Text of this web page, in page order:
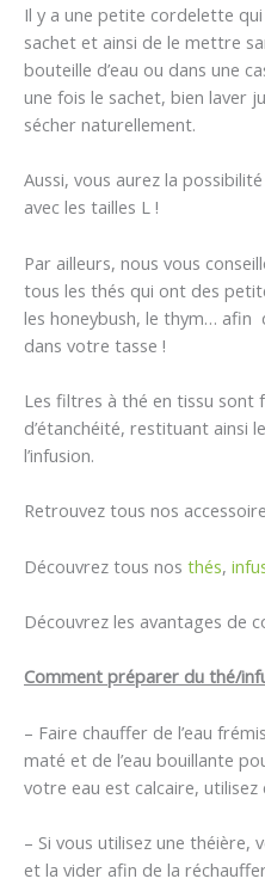
Il y a une petite cordelette
sachet et ainsi de le mettre
bouteille d’eau ou dans une
une fois le sachet, bien laver
sécher naturellement.
Aussi, vous aurez la
avec les tailles L !
Par ailleurs, nous vous
tous les thés qui ont des
les honeybush, le thym… afin
dans votre tasse !
Les filtres à thé en tissu
d’étanchéité, restituant ainsi
l’infusion.
Retrouvez tous nos
Découvrez tous nos thés,
Découvrez les avantages de
Comment préparer du thé/
– Faire chauffer de l’eau
maté et de l’eau bouillante
votre eau est calcaire, utilisez
– Si vous utilisez une théière,
et la vider afin de la